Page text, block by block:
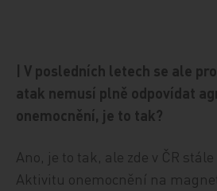
| V posledních letech se ale
atak nemusí plně odpovídat
onemocnění, je to tak?
Ano, je to tak, ale zde v ČR
Aktivitu onemocnění na